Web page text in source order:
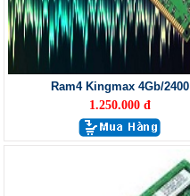
Ram4 Kingmax 4Gb/2400
1.250.000 đ